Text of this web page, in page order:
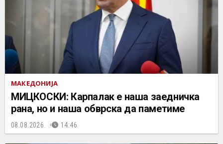
МАКЕДОНИЈА
МИЦКОСКИ: Карпалак е наша заедничка
рана, но и наша обврска да паметиме
08.08.2026. 14:46